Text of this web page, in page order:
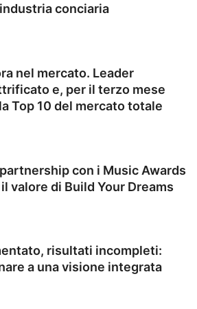
conciaria
nel mercato. Leader
e, per il terzo mese
Top 10 del mercato totale
con i Music Awards
valore di Build Your Dreams
risultati incompleti:
a una visione integrata